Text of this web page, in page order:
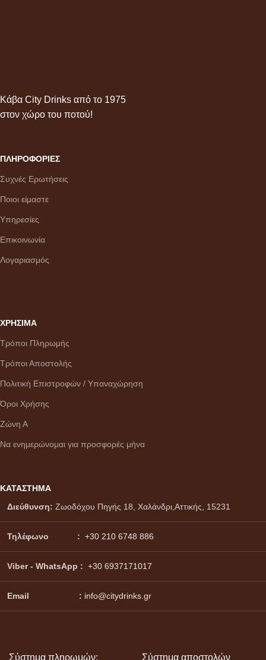
Κάβα City Drinks από το 1975
στον χώρο του ποτού!
ΠΛΗΡΟΦΟΡΙΕΣ
Συχνές Ερωτήσεις
Ποιοι είμαστε
Υπηρεσίες
Επικοινωνία
Λογαριασμός
ΧΡΗΣΙΜΑ
Τρόποι Πληρωμής
Τρόποι Αποστολής
Πολιτική Επιστροφών / Υπαναχώρηση
Όροι Χρήσης
Ζώνη Α
Να ενημερώνομαι για προσφορές μήνα
ΚΑΤΑΣΤΗΜΑ
Διεύθυνση: Ζωοδόχου Πηγής 18, Χαλάνδρι,Αττικής, 15231
Τηλέφωνο : +30 210 6748 886
Viber - WhatsApp : +30 6937171017
Email : info@citydrinks.gr
Σύστημα πληρωμών: Σύστημα αποστολών